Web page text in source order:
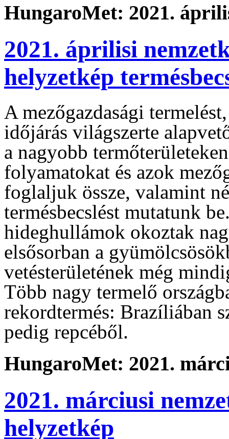
HungaroMet: 2021.
2021. áprilisi
helyzetkép
A mezőgazdasági
időjárás világszerte
a nagyobb
folyamatokat és azok
foglaljuk össze, valamint
termésbecslést mutatunk
hideghullámok okoztak
elsősorban a
vetésterületének még
Több nagy termelő
rekordtermés: Brazíliában
pedig repcéből.
HungaroMet: 2021.
2021. márciusi
helyzetkép